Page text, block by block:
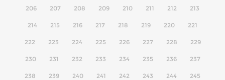
206 207 208 209 210 211 212 213
214 215 216 217 218 219 220 221
222 223 224 225 226 227 228 229
230 231 232 233 234 235 236 237
238 239 240 241 242 243 244 245